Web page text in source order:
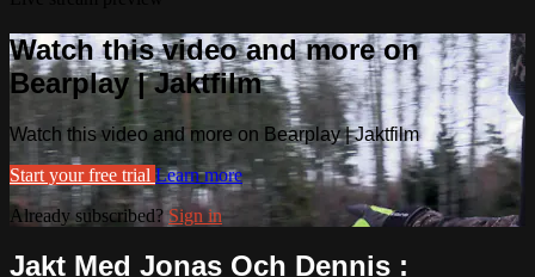
Watch this video and more on
Bearplay | Jaktfilm
Watch this video and more on Bearplay | Jaktfilm
Start your free trial Learn more
Already subscribed?Sign in
Jakt Med Jonas Och Dennis :